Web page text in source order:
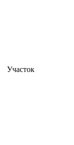
Участок